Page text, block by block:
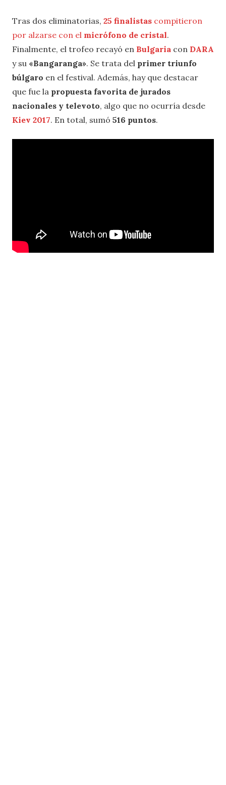
Tras dos eliminatorias, 25 finalistas compitieron
por alzarse con el micrófono de cristal.
Finalmente, el trofeo recayó en Bulgaria con DARA
y su «Bangaranga». Se trata del primer triunfo
búlgaro en el festival. Además, hay que destacar
que fue la propuesta favorita de jurados
nacionales y televoto, algo que no ocurría desde
Kiev 2017. En total, sumó 516 puntos.